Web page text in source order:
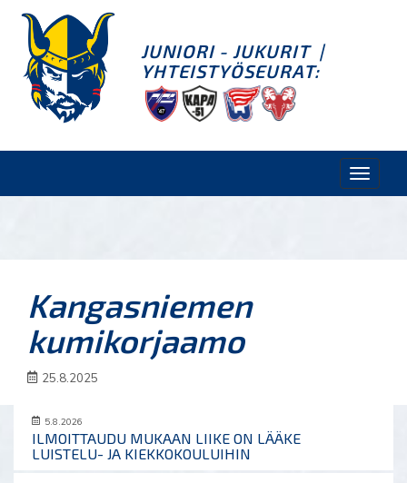
JUNIORI - JUKURIT |
YHTEISTYÖSEURAT:
Toggle
Kangasniemen
kumikorjaamo
25.8.2025
5.8.2026
ILMOITTAUDU MUKAAN LIIKE ON LÄÄKE
LUISTELU- JA KIEKKOKOULUIHIN